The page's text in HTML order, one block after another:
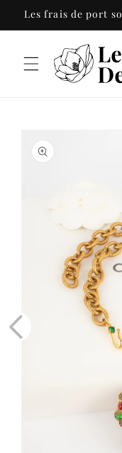
passer
au
Les frais de port
produits